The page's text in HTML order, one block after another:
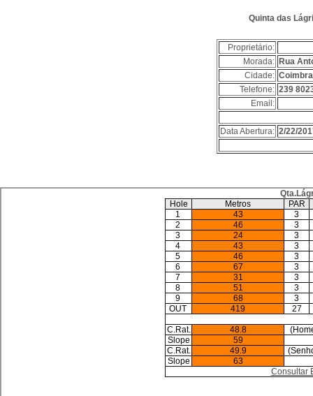
Quinta das
Proprietário:
Morada:
Rua
Cidade:
Telefone: 239
Email:
Data Abertura: 2/22/